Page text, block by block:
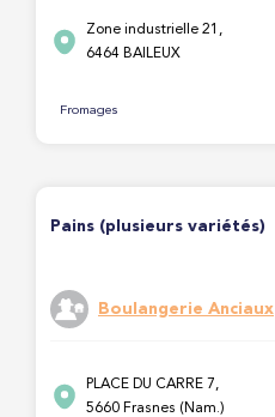
Zone industrielle 21,
6464 BAILEUX
Fromages
Pains (plusieurs variétés)
Boulangerie Anciaux
PLACE DU CARRE 7,
5660 Frasnes (Nam.)